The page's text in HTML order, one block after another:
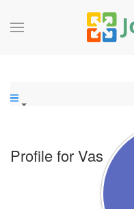
Profile for Vas